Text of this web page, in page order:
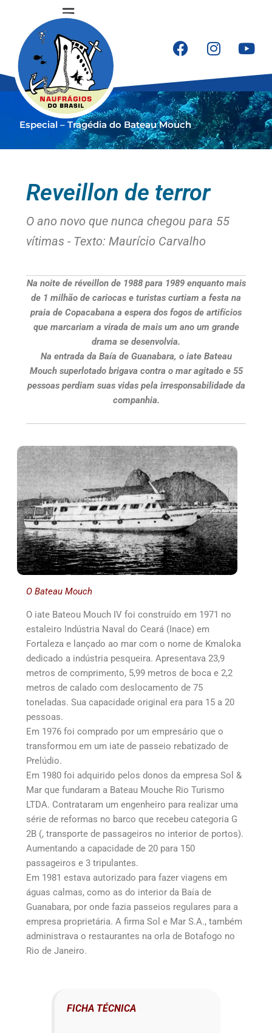
conteúdo
Flyout
Menu
F
c
e
b
o
o
I
t
a
g
r
Y
o
t
u
b
e
Especial – Tragédia do Bateau Mouch
Reveillon de terror
O ano novo que nunca chegou para 55
vítimas - Texto: Maurício Carvalho
Na noite de réveillon de 1988 para 1989 enquanto mais
de 1 milhão de cariocas e turistas curtiam a festa na
praia de Copacabana a espera dos fogos de artifícios
que marcariam a virada de mais um ano um grande
drama se desenvolvia.
Na entrada da Baía de Guanabara, o iate Bateau
Mouch superlotado brigava contra o mar agitado e 55
pessoas perdiam suas vidas pela irresponsabilidade da
companhia.
O Bateau Mouch
O iate Bateou Mouch IV foi construído em 1971 no
estaleiro Indústria Naval do Ceará (Inace) em
Fortaleza e lançado ao mar com o nome de Kmaloka
dedicado a indústria pesqueira. Apresentava 23,9
metros de comprimento, 5,99 metros de boca e 2,2
metros de calado com deslocamento de 75
toneladas. Sua capacidade original era para 15 a 20
pessoas.
Em 1976 foi comprado por um empresário que o
transformou em um iate de passeio rebatizado de
Prelúdio.
Em 1980 foi adquirido pelos donos da empresa Sol &
Mar que fundaram a Bateau Mouche Rio Turismo
LTDA. Contrataram um engenheiro para realizar uma
série de reformas no barco que recebeu categoria G
2B (, transporte de passageiros no interior de portos).
Aumentando a capacidade de 20 para 150
passageiros e 3 tripulantes.
Em 1981 estava autorizado para fazer viagens em
águas calmas, como as do interior da Baía de
Guanabara, por onde fazia passeios regulares para a
empresa proprietária. A firma Sol e Mar S.A., também
administrava o restaurantes na orla de Botafogo no
Rio de Janeiro.
FICHA TÉCNICA